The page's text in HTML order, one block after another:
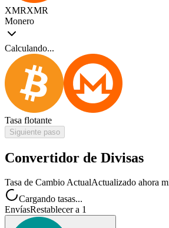
XMRXMR
Monero
Calculando...
Tasa flotante
Siguiente paso
Convertidor de Divisas
Tasa de Cambio ActualActualizado ahora
Cargando tasas...
EnvíasRestablecer a 1